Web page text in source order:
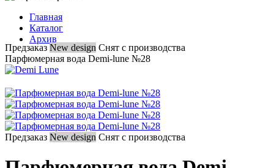
Главная
Каталог
Архив
Предзаказ New design Снят с производства
Парфюмерная вода Demi-lune №28
Предзаказ New design Снят с производства